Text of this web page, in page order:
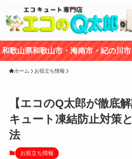
山市・海南市・紀の川市・岩出市
ホーム お役立ち情報
【エコのQ太郎が徹底
キュート凍結防止対策
法
お役立ち情報